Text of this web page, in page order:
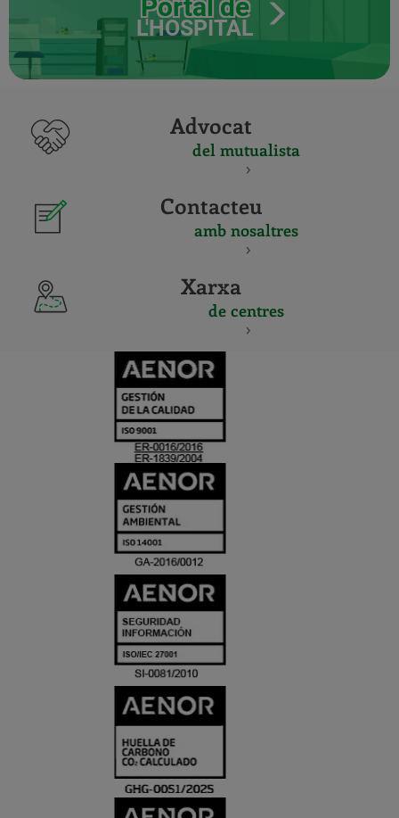
Portal de
L'HOSPITAL
Advocat
del mutualista
Contacteu
amb nosaltres
Xarxa
de centres